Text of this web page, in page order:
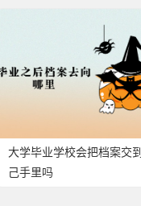
大学毕业学校会把档案交
己手里吗